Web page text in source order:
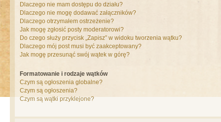
Dlaczego nie mam dostępu do działu?
Dlaczego nie mogę dodawać załączników?
Dlaczego otrzymałem ostrzeżenie?
Jak mogę zgłosić posty moderatorowi?
Do czego służy przycisk „Zapisz” w widoku tworzenia wątku?
Dlaczego mój post musi być zaakceptowany?
Jak mogę przesunąć swój wątek w górę?
Formatowanie i rodzaje wątków
Czym są ogłoszenia globalne?
Czym są ogłoszenia?
Czym są wątki przyklejone?